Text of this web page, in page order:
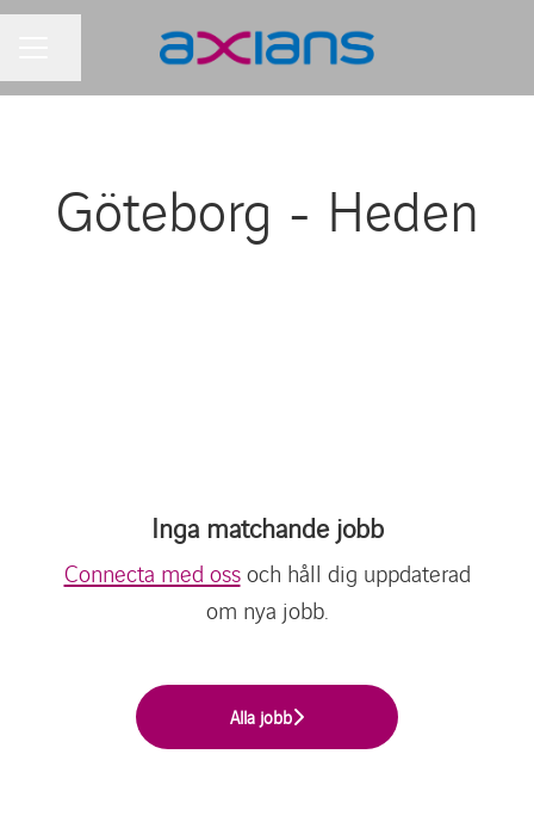
Göteborg - Heden
Inga matchande jobb
Connecta med ossoch håll dig uppdaterad
om nya jobb.
Alla jobb